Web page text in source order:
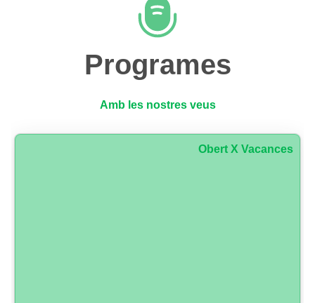
Programes
Amb les nostres veus
Obert X Vacances